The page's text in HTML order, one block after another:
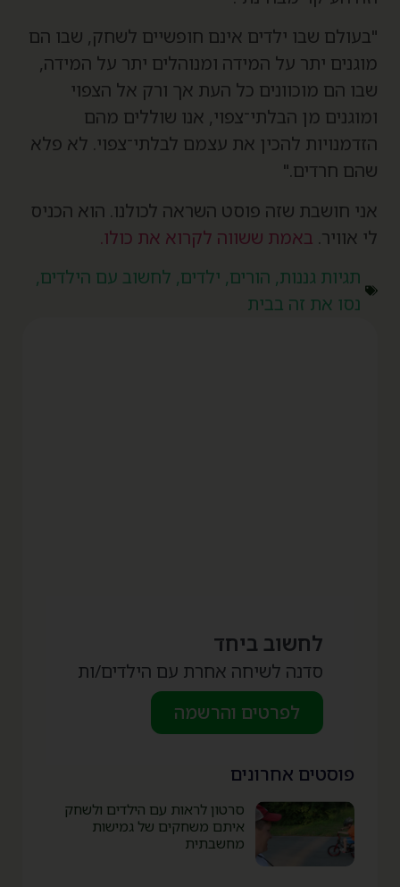
שבו ילדים אינם חופשיים לשחק, שבו הם
יתר על המידה ומנוהלים יתר על המידה,
הם מוכוונים כל העת אך ורק אל הצפוי
מן הבלתי־צפוי, אנו שוללים מהם
להכין את עצמם לבלתי־צפוי. לא פלא
חרדים."
חושבת שזה פוסט השראה לכולנו. הוא הכניס
אוויר.באמת ששווה לקרוא את כולו.
תגיות גננות,הורים,ילדים,לחשוב עם הילדים,
נסו את זה בבית
לחשוב ביחד
סדנה לשיחה אחרת עם הילדים/ות
לפרטים והרשמה
פוסטים אחרונים
סרטון לראות עם הילדים ולשחק
איתם משחקים של גמישות
מחשבתית